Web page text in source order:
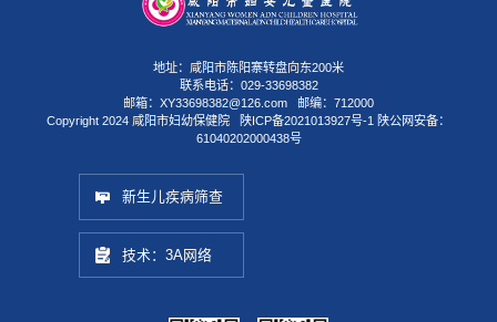
地址：咸阳市陈阳寨转盘向东200米
联系电话：029-33698382
邮箱：XY33698382@126.com 邮编：712000
Copyright 2024 咸阳市妇幼保健院
陕ICP备2021013927号-1 陕公网安备：
61040202000438号
新生儿疾病筛查
技术：3A网络